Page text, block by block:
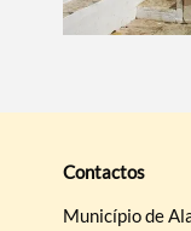
Contactos
Município de